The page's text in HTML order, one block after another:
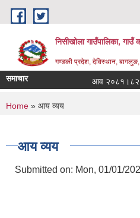
Skip to main content
निसीखोला गाउँपालिका, गाउँ
गण्डकी प्रदेश, देविस्थान,
समाचार आव २०८१।८२
You are here
Home » आय व्यय
आय व्यय
Submitted on: Mon, 01/01/